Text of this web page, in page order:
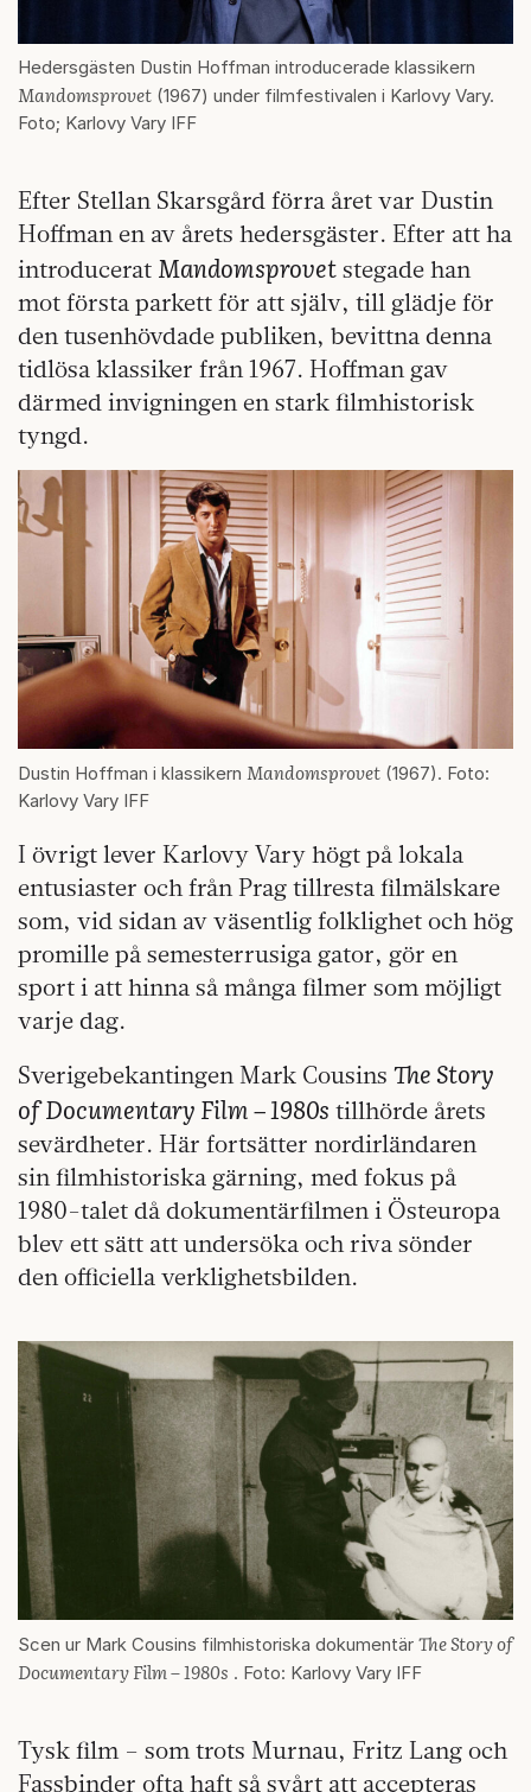
Hedersgästen Dustin Hoffman introducerade klassikern
Mandomsprovet (1967) under filmfestivalen i Karlovy Vary.
Foto; Karlovy Vary IFF
Efter Stellan Skarsgård förra året var Dustin
Hoffman en av årets hedersgäster. Efter att ha
introducerat Mandomsprovet stegade han
mot första parkett för att själv, till glädje för
den tusenhövdade publiken, bevittna denna
tidlösa klassiker från 1967. Hoffman gav
därmed invigningen en stark filmhistorisk
tyngd.
Dustin Hoffman i klassikern Mandomsprovet (1967). Foto:
Karlovy Vary IFF
I övrigt lever Karlovy Vary högt på lokala
entusiaster och från Prag tillresta filmälskare
som, vid sidan av väsentlig folklighet och hög
promille på semesterrusiga gator, gör en
sport i att hinna så många filmer som möjligt
varje dag.
Sverigebekantingen Mark Cousins The Story
of Documentary Film – 1980s tillhörde årets
sevärdheter. Här fortsätter nordirländaren
sin filmhistoriska gärning, med fokus på
1980-talet då dokumentärfilmen i Östeuropa
blev ett sätt att undersöka och riva sönder
den officiella verklighetsbilden.
Scen ur Mark Cousins filmhistoriska dokumentär The Story of
Documentary Film – 1980s . Foto: Karlovy Vary IFF
Tysk film – som trots Murnau, Fritz Lang och
Fassbinder ofta haft så svårt att accepteras